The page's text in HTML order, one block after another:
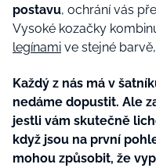
postavu, ochrání vás
Vysoké kozačky
legínami ve stejné
Každý z nás má v
nedáme dopustit. Ale
jestli vám skutečně
když jsou na první
mohou způsobit, že